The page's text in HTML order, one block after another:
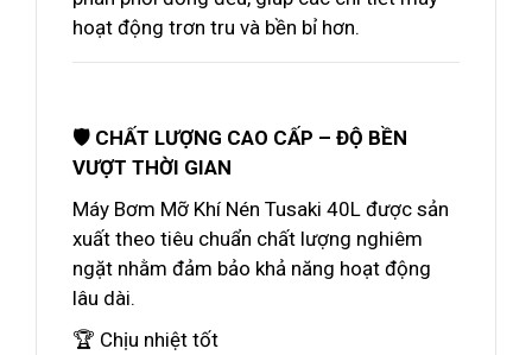
hoạt động trơn tru và bền bỉ hơn.
🛡️ CHẤT LƯỢNG CAO CẤP – ĐỘ BỀN
VƯỢT THỜI GIAN
Máy Bơm Mỡ Khí Nén Tusaki 40L được sản
xuất theo tiêu chuẩn chất lượng nghiêm
ngặt nhằm đảm bảo khả năng hoạt động
lâu dài.
🏆 Chịu nhiệt tốt